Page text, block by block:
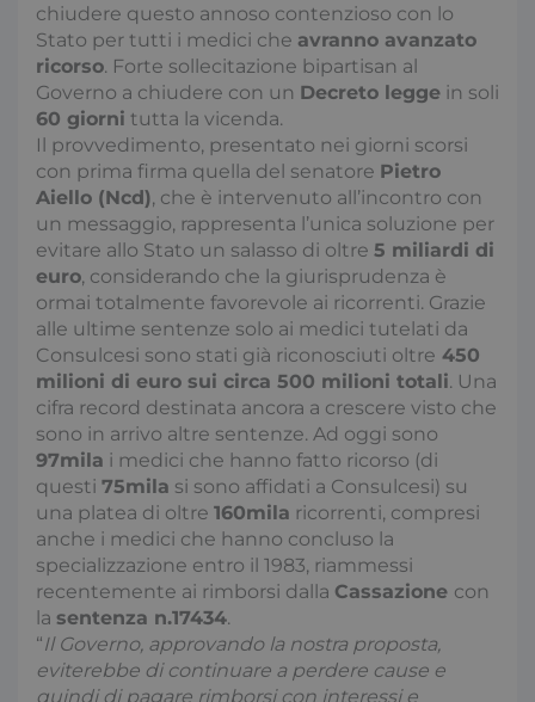
chiudere questo annoso contenzioso con lo
Stato per tutti i medici che avranno avanzato
ricorso. Forte sollecitazione bipartisan al
Governo a chiudere con un Decreto legge in soli
60 giorni tutta la vicenda.
Il provvedimento, presentato nei giorni scorsi
con prima firma quella del senatore Pietro
Aiello (Ncd), che è intervenuto all’incontro con
un messaggio, rappresenta l’unica soluzione per
evitare allo Stato un salasso di oltre 5 miliardi di
euro, considerando che la giurisprudenza è
ormai totalmente favorevole ai ricorrenti. Grazie
alle ultime sentenze solo ai medici tutelati da
Consulcesi sono stati già riconosciuti oltre 450
milioni di euro sui circa 500 milioni totali. Una
cifra record destinata ancora a crescere visto che
sono in arrivo altre sentenze. Ad oggi sono
97mila i medici che hanno fatto ricorso (di
questi 75mila si sono affidati a Consulcesi) su
una platea di oltre 160mila ricorrenti, compresi
anche i medici che hanno concluso la
specializzazione entro il 1983, riammessi
recentemente ai rimborsi dalla Cassazione con
la sentenza n.17434.
“Il Governo, approvando la nostra proposta,
eviterebbe di continuare a perdere cause e
quindi di pagare rimborsi con interessi e